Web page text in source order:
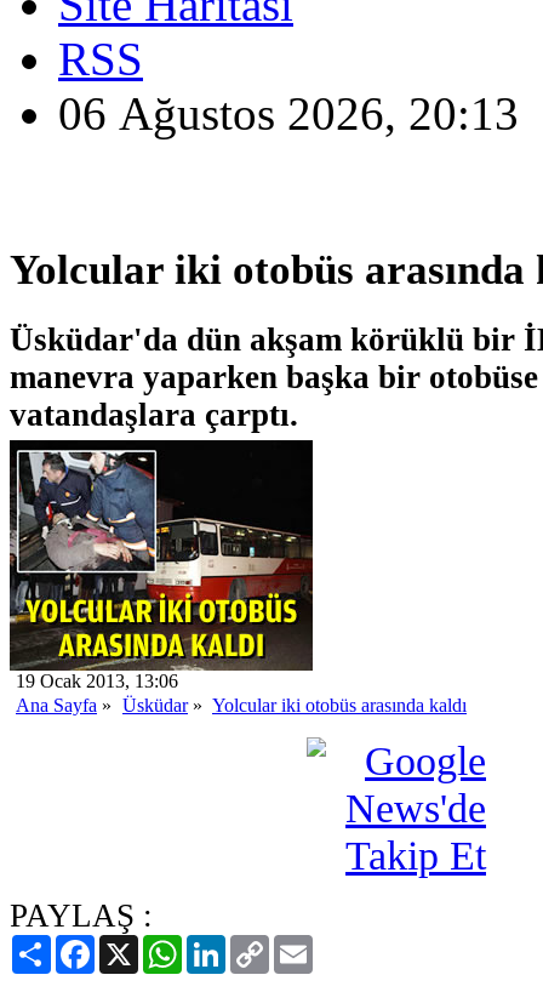
RSS
06 Ağustos 2026, 20:13
Yolcular iki otobüs arasında
Üsküdar'da dün akşam körüklü bir
manevra yaparken başka bir otobüse
vatandaşlara çarptı.
19 Ocak 2013, 13:06
Ana Sayfa » Üsküdar» Yolcular iki otobüs arasında kaldı
PAYLAŞ :
PaylaşFacebook
X WhatsAppLinkedIn
Copy
Link